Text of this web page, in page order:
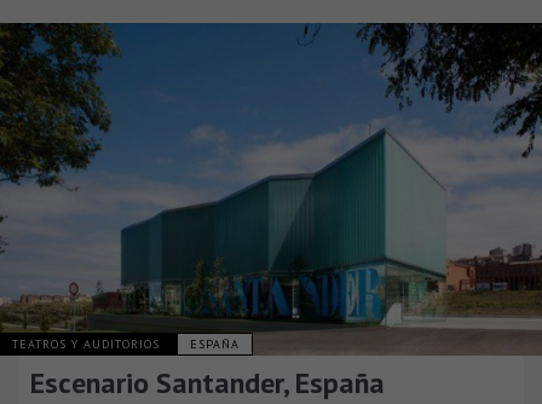
TEATROS Y AUDITORIOS ESPAÑA
Escenario Santander, España